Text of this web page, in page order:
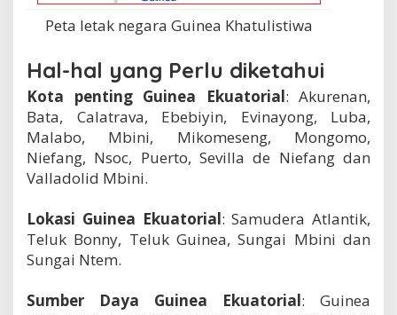
Peta letak negara Guinea Khatulistiwa
Hal-hal yang Perlu diketahui
Kota penting Guinea Ekuatorial: Akurenan,
Bata, Calatrava, Ebebiyin, Evinayong, Luba,
Malabo, Mbini, Mikomeseng, Mongomo,
Niefang, Nsoc, Puerto, Sevilla de Niefang dan
Valladolid Mbini.
Lokasi Guinea Ekuatorial: Samudera Atlantik,
Teluk Bonny, Teluk Guinea, Sungai Mbini dan
Sungai Ntem.
Sumber Daya Guinea Ekuatorial: Guinea